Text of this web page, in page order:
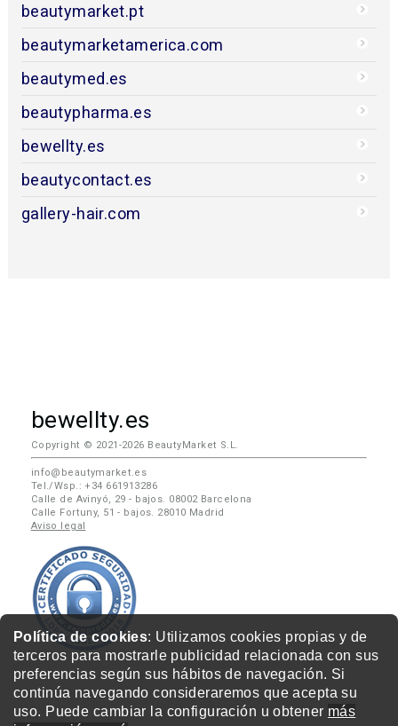
Política de cookies: Utilizamos cookies propias y de
terceros para mostrarle publicidad relacionada con sus
preferencias según sus hábitos de navegación. Si
continúa navegando consideraremos que acepta su
uso. Puede cambiar la configuración u obtener más
beautymarket.pt
beautymarketamerica.com
beautymed.es
beautypharma.es
bewellty.es
beautycontact.es
gallery-hair.com
bewellty.es
Copyright © 2021-2026 BeautyMarket S.L.
info@beautymarket.es
Tel./Wsp.: +34 661913286
Calle de Avinyó, 29 - bajos. 08002 Barcelona
Calle Fortuny, 51 - bajos. 28010 Madrid
Aviso legal